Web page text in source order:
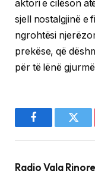
aktori e cilëson
sjell nostalgjinë e
ngrohtësi
prekëse, që
për të lënë
Facebook
Radio Vala Rinore